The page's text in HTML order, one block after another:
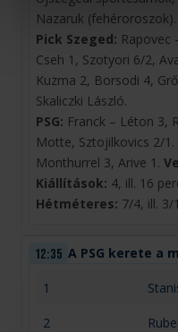
Nazaruk (fehéroroszok).
Pick Szeged: Rapovec
Cseh 1, Szotyori 6/2,
Kuzma 2, Borsodi 4,
Skaliczki László.
PSG: Franck – Léton 3,
Motte, Sztojilkovics 2/1.
Monthurrel 3, Arive 1.
Kiállítások: 4, ill. 16
Hétméteres: 7/4, ill. 3/
12:35 A PSG kerete a
1
2